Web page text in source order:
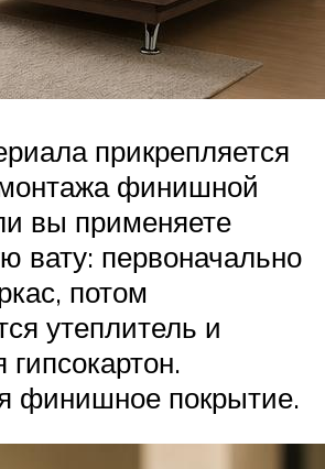
прикрепляется
финишной
вы применяете
вату: первоначально
потом
утеплитель и
гипсокартон.
финишное покрытие.